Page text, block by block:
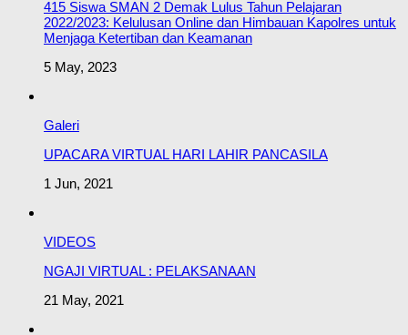
415 Siswa SMAN 2 Demak Lulus Tahun Pelajaran
2022/2023: Kelulusan Online dan Himbauan Kapolres untuk
Menjaga Ketertiban dan Keamanan
5 May, 2023
Galeri
UPACARA VIRTUAL HARI LAHIR PANCASILA
1 Jun, 2021
VIDEOS
NGAJI VIRTUAL : PELAKSANAAN
21 May, 2021